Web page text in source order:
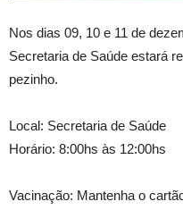
Nos dias 09, 10 e 11 de
Secretaria de Saúde estará
pezinho.
Local: Secretaria de Saúde
Horário: 8:00hs às 12:00hs
Vacinação: Mantenha o